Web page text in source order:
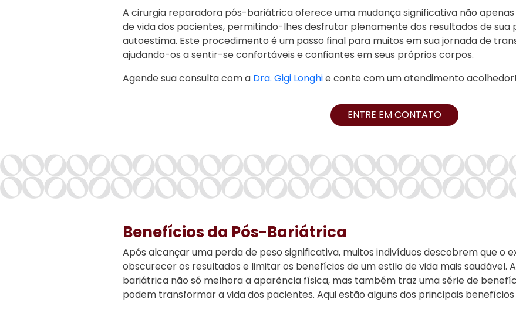
A cirurgia reparadora pós-bariátrica oferece uma mudança significativa não
de vida dos pacientes, permitindo-lhes desfrutar plenamente dos resultados de sua
autoestima. Este procedimento é um passo final para muitos em sua jornada de
ajudando-os a sentir-se confortáveis e confiantes em seus próprios corpos.
Agende sua consulta com a Dra. Gigi Longhie conte com um atendimento acolhedor!
ENTRE EM CONTATO
Benefícios da Pós-Bariátrica
Após alcançar uma perda de peso significativa, muitos indivíduos descobrem que o
obscurecer os resultados e limitar os benefícios de um estilo de vida mais saudável.
bariátrica não só melhora a aparência física, mas também traz uma série de
podem transformar a vida dos pacientes. Aqui estão alguns dos principais